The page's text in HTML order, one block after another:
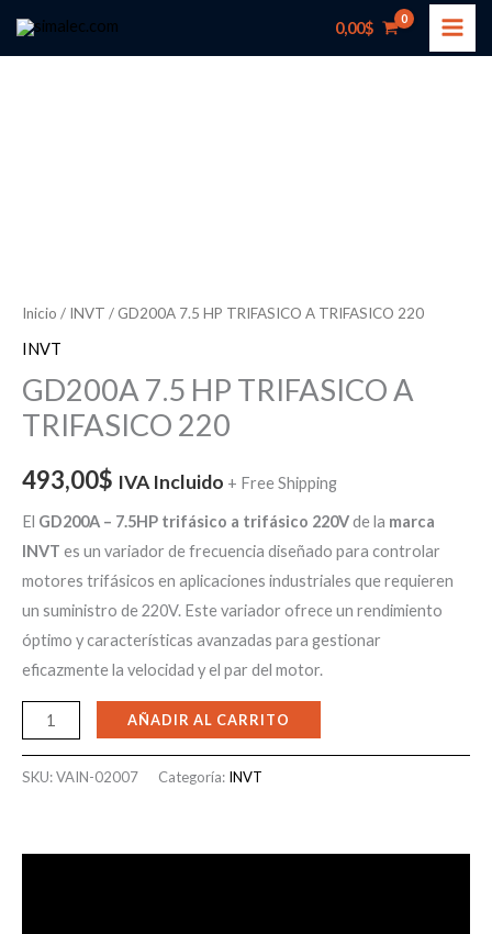
0,00$
Inicio / INVT / GD200A 7.5 HP TRIFASICO A TRIFASICO 220
INVT
GD200A 7.5 HP TRIFASICO A
TRIFASICO 220
493,00$ IVA Incluido + Free Shipping
El GD200A – 7.5HP trifásico a trifásico 220Vde la marca
INVT es un variador de frecuencia diseñado para controlar
motores trifásicos en aplicaciones industriales que requieren
un suministro de 220V. Este variador ofrece un rendimiento
óptimo y características avanzadas para gestionar
eficazmente la velocidad y el par del motor.
220
cantidad
AÑADIR AL CARRITO
SKU:VAIN-02007 Categoría: INVT